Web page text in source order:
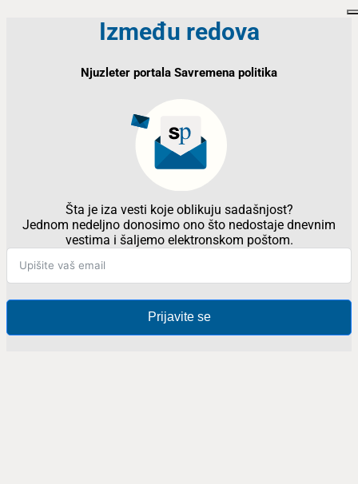
Između redova
Njuzleter portala Savremena politika
Šta je iza vesti koje oblikuju sadašnjost?
Jednom nedeljno donosimo ono što nedostaje dnevnim
vestima i šaljemo elektronskom poštom.
Prijavite se